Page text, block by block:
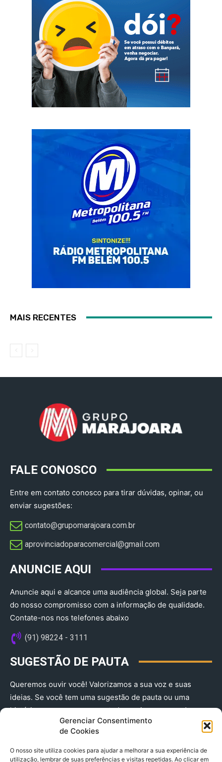
Gerenciar Consentimento
de Cookies
O nosso site utiliza cookies para ajudar a melhorar a sua experiência de
utilização, lembrar de suas preferências e visitas repetidas. Ao clicar em
MAIS RECENTES
FALE CONOSCO
Entre em contato conosco para tirar dúvidas, opinar, ou
enviar sugestões:
contato@grupomarajoara.com.br
aprovinciadoparacomercial@gmail.com​
ANUNCIE AQUI
Anuncie aqui e alcance uma audiência global. Seja parte
do nosso compromisso com a informação de qualidade.
Contate-nos nos telefones abaixo
(91) 98224 - 3111
SUGESTÃO DE PAUTA
Queremos ouvir você! Valorizamos a sua voz e suas
ideias. Se você tem uma sugestão de pauta ou uma
história que merece ser contada, envie-nos agora!
(91) 98224 - 3111